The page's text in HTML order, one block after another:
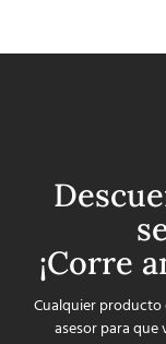
¡Corre
Cualquier
asesor para que